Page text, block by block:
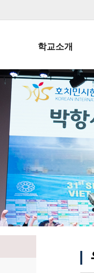
학교소개
학교장인사말
학생회장인사말
학교상징
학교 CI
교직원현황
학생현황
위치/전화
전경사진